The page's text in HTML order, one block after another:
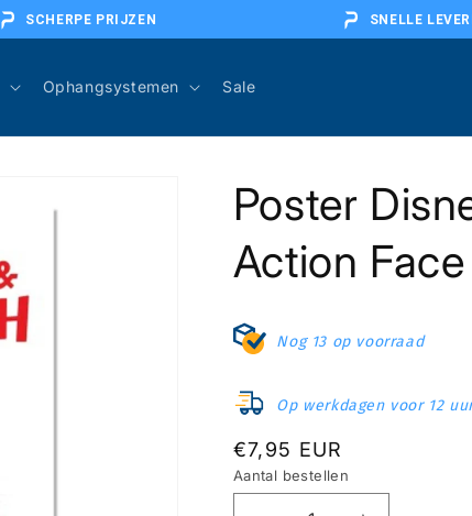
SCHERPE PRIJZEN SNELLE
Ophangsystemen Sale
Poster
Action
Nog 13 op voorraad
Op werkdagen voor 12
Normale
prijs
€7,95 EUR
Aantal bestellen